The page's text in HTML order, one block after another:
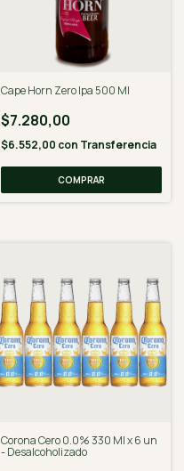
Cape Horn Zero Ipa 500 Ml
$7.280,00
$6.552,00 con Transferencia
Corona Cero 0.0% 330 Ml x 6 un
- Desalcoholizado